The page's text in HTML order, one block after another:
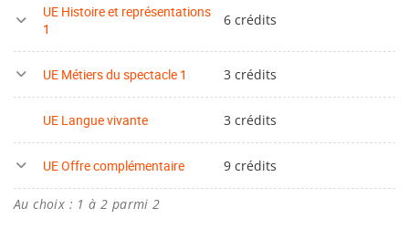
UE Histoire et représentations
1
6 crédits
UE Métiers du spectacle 1 3 crédits
UE Langue vivante 3 crédits
UE Offre complémentaire 9 crédits
Au choix : 1 à 2 parmi 2